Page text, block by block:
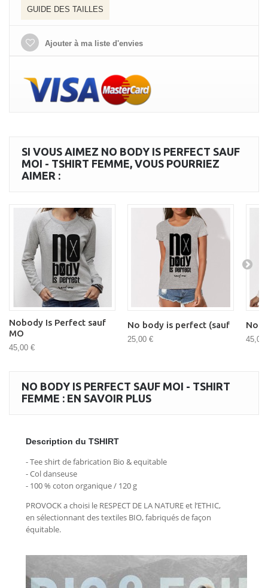
GUIDE DES TAILLES
Ajouter à ma liste d'envies
SI VOUS AIMEZ NO BODY IS PERFECT SAUF
MOI - TSHIRT FEMME, VOUS POURRIEZ
AIMER :
Nobody Is Perfect sauf
MO
45,00 €
No body is perfect (sauf
25,00 €
No
45,00
NO BODY IS PERFECT SAUF MOI - TSHIRT
FEMME : EN SAVOIR PLUS